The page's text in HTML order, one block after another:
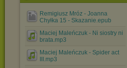
Remigiusz Mróz - Joanna
Chyłka 15 - Skazanie.epub
Maciej Maleńczuk - Ni siostry ni
brata.mp3
Maciej Maleńczuk - Spider act
III.mp3